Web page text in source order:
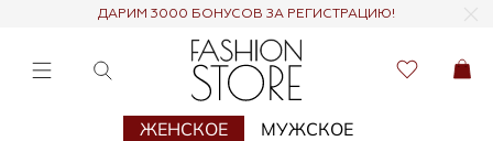
ДАРИМ 3000 БОНУСОВ ЗА РЕГИСТРАЦИЮ!
ЖЕНСКОЕ
МУЖСКОЕ